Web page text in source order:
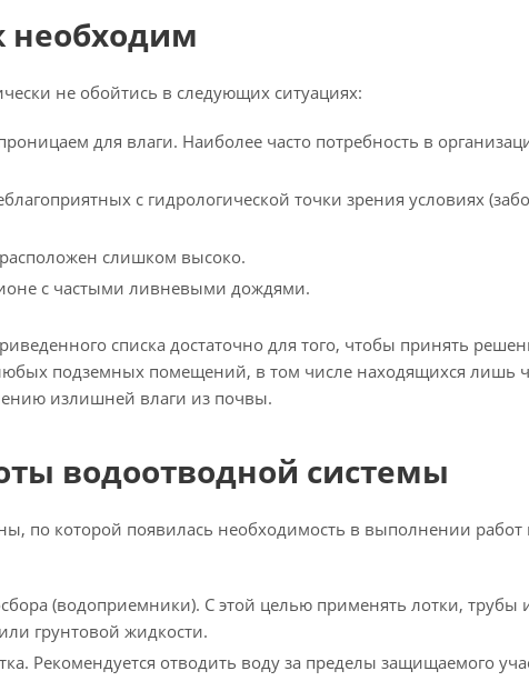
необходим
не обойтись в следующих ситуациях:
для влаги. Наиболее часто потребность в
с гидрологической точки зрения условиях
слишком высоко.
с частыми ливневыми дождями.
списка достаточно для того, чтобы принять
подземных помещений, в том числе находящихся лишь
излишней влаги из почвы.
водоотводной системы
по которой появилась необходимость в выполнении
(водоприемники). С этой целью применять лотки,
грунтовой жидкости.
Рекомендуется отводить воду за пределы защищаемого